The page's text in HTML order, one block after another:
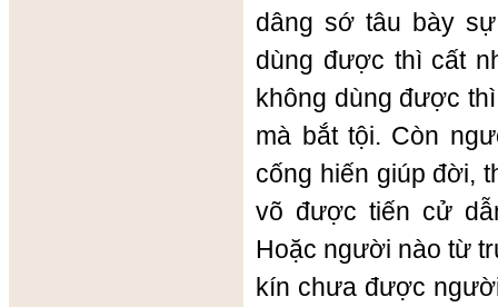
dâng sớ tâu bày
dùng được thì cất
không dùng được
mà bắt tội. Còn
cống hiến giúp đời,
võ được tiến cử
Hoặc người nào từ
kín chưa được